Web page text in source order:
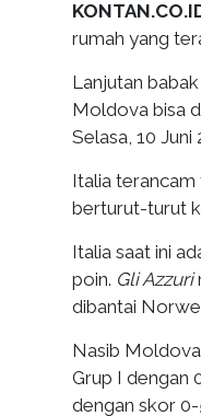
rumah yang
Lanjutan
Moldova bisa
Selasa, 10 Juni
Italia terancam
berturut-turut
Italia saat ini
poin. Gli Azzuri
dibantai
Nasib
Grup I dengan
dengan skor